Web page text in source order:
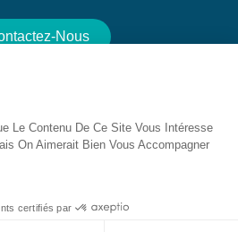
Optimiser Notre Site Web Et Notre
Nous
D'emploi
Du Capitaine, 34070 Montpellier -
Le Contenu De Ce Site Vous Intéresse
On Aimerait Bien Vous Accompagner
certifiés par